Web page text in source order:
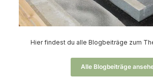
Hier findest du alle Blogbeiträge zum
Alle Blogbeiträge